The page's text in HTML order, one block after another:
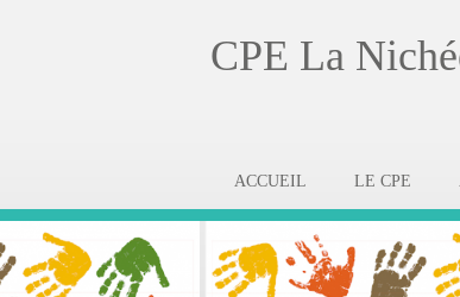
CPE La
ACCUEIL LE CPE